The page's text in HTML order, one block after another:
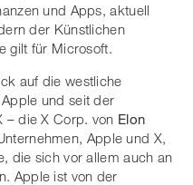
und Apps, aktuell
der Künstlichen
gilt für Microsoft.
auf die westliche
und seit der
– die X Corp. von Elon
Apple und X,
die sich vor allem auch an
Apple ist von der